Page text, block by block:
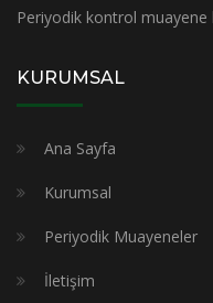
Periyodik kontrol
KURUMSAL
Ana Sayfa
Kurumsal
Periyodik Muayeneler
İletişim